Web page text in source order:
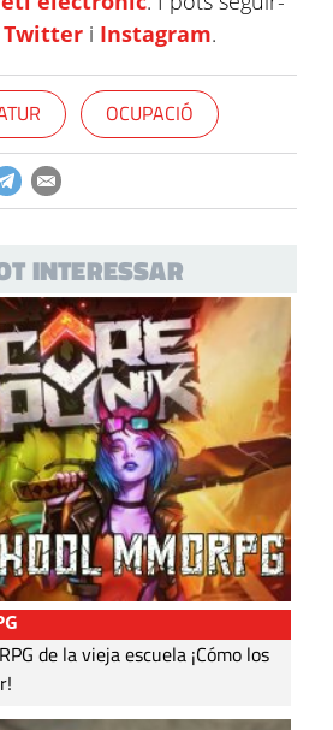
Twitter i Instagram.
OCUPACIÓ
INTERESSAR
de la vieja escuela ¡Cómo los